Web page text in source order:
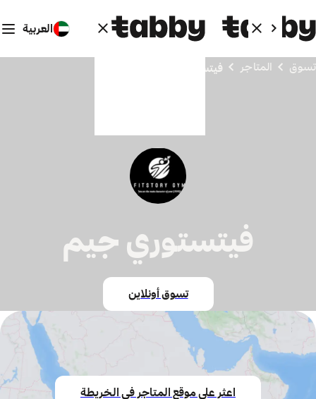
العربية
تسوق المتاجر فيتستوري جيم
فيتستوري جيم
تسوق أونلاين
اعثر على موقع المتاجر في الخريطة